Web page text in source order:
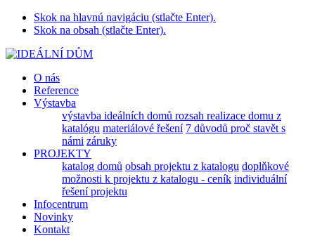
Skok na hlavnú navigáciu (stlačte Enter).
Skok na obsah (stlačte Enter).
O nás
Reference
Výstavba
výstavba ideálních domů rozsah realizace domu z
katalógu materiálové řešení 7 důvodů proč stavět s
námi záruky
PROJEKTY
katalog domů obsah projektu z katalogu doplňkové
možnosti k projektu z katalogu - ceník individuální
řešení projektu
Infocentrum
Novinky
Kontakt